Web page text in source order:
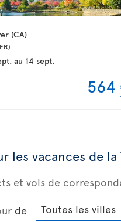
(CA)
au 14 sept.
564
les vacances de la
et vols de
de